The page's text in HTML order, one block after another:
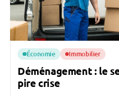
Économie Immobilier
Déménagement : le
pire crise